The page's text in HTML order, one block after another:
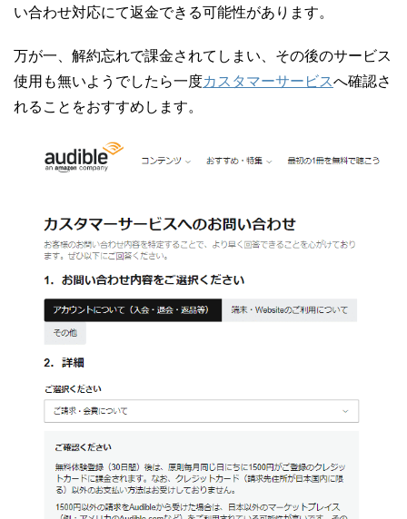
い合わせ対応にて返金できる可能性があります。
万が一、解約忘れで課金されてしまい、その後のサービス
使用も無いようでしたら一度カスタマーサービスへ確認さ
れることをおすすめします。